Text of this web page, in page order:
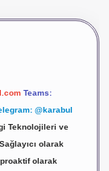
Teams:
@karabul
Teknolojileri ve
olarak
olarak